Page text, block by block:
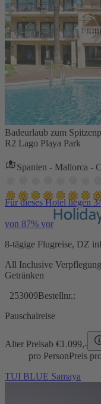
Badeurlaub zum
R2 Lago Playa Park
Spanien - Mallorca -
Für dieses Hotel liegen
von 87% vor
8-tägige Flugreise, DZ
All Inclusive
Getränken
253009Bestellnr.:
Pauschalreise
Alter Preisab €1.099,-
pro PersonPreis
TUI BLUE Samaya